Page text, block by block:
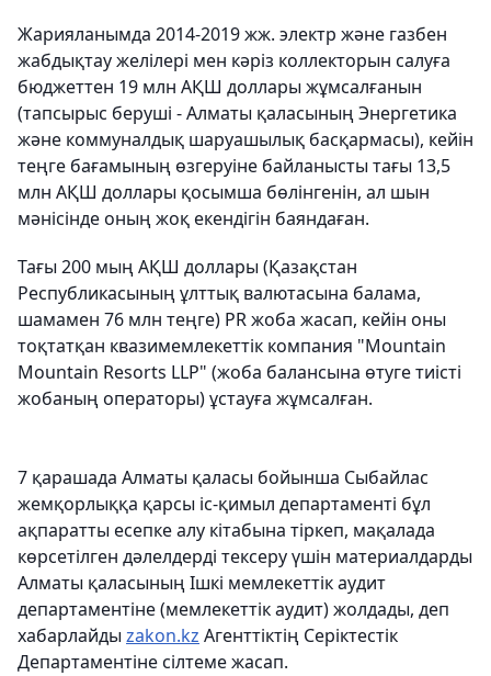
Жарияланымда 2014-2019 жж. электр және газбен
жабдықтау желілері мен кәріз коллекторын салуға
бюджеттен 19 млн АҚШ доллары жұмсалғанын
(тапсырыс беруші - Алматы қаласының Энергетика
және коммуналдық шаруашылық басқармасы), кейін
теңге бағамының өзгеруіне байланысты тағы 13,5
млн АҚШ доллары қосымша бөлінгенін, ал шын
мәнісінде оның жоқ екендігін баяндаған.
Тағы 200 мың АҚШ доллары (Қазақстан
Республикасының ұлттық валютасына балама,
шамамен 76 млн теңге) PR жоба жасап, кейін оны
тоқтатқан квазимемлекеттік компания "Mountain
Mountain Resorts LLP" (жоба балансына өтуге тиісті
жобаның операторы) ұстауға жұмсалған.
7 қарашада Алматы қаласы бойынша Сыбайлас
жемқорлыққа қарсы іс-қимыл департаменті бұл
ақпаратты есепке алу кітабына тіркеп, мақалада
көрсетілген дәлелдерді тексеру үшін материалдарды
Алматы қаласының Ішкі мемлекеттік аудит
департаментіне (мемлекеттік аудит) жолдады, деп
хабарлайды zakon.kz Агенттіктің Серіктестік
Департаментіне сілтеме жасап.